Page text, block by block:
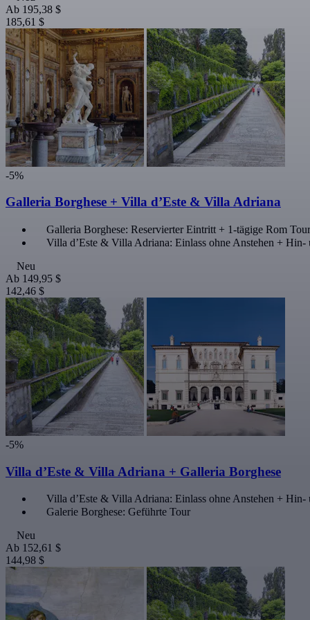
Ab 195,38 $
185,61 $
-5%
Galleria Borghese + Villa d’Este & Villa Adriana
Galleria Borghese: Reservierter Eintritt + 1-tägige Rom
Villa d’Este & Villa Adriana: Einlass ohne Anstehen +
Neu
Ab 149,95 $
142,46 $
-5%
Villa d’Este & Villa Adriana + Galleria Borghese
Villa d’Este & Villa Adriana: Einlass ohne Anstehen +
Galerie Borghese: Geführte Tour
Neu
Ab 152,61 $
144,98 $